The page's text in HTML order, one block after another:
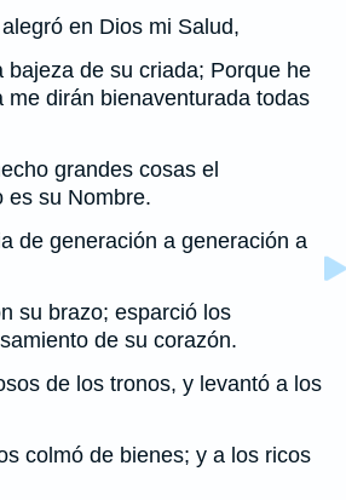
en Dios mi Salud,
bajeza de su criada; Porque he
me dirán bienaventurada todas
grandes cosas el
es su Nombre.
de generación a generación a
su brazo; esparció los
de su corazón.
de los tronos, y levantó a los
colmó de bienes; y a los ricos